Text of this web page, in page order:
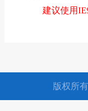
建议使用
版权所